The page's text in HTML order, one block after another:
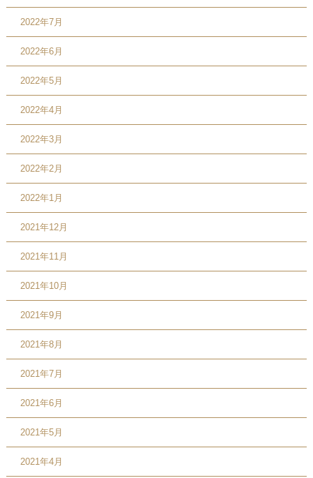
2022年7月
2022年6月
2022年5月
2022年4月
2022年3月
2022年2月
2022年1月
2021年12月
2021年11月
2021年10月
2021年9月
2021年8月
2021年7月
2021年6月
2021年5月
2021年4月